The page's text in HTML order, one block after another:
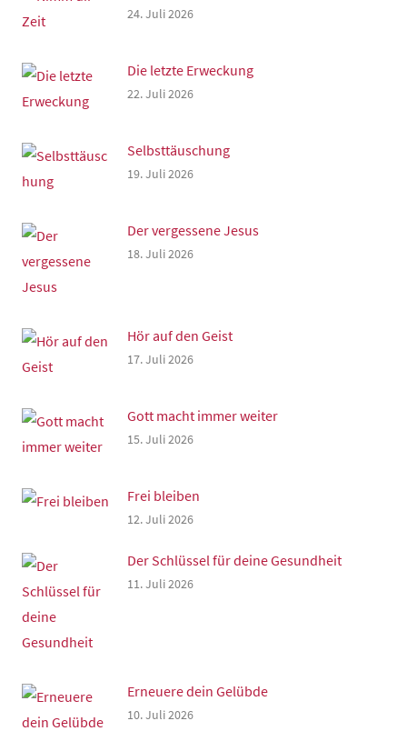
24. Juli 2026
Die letzte Erweckung
22. Juli 2026
Selbsttäuschung
19. Juli 2026
Der vergessene Jesus
18. Juli 2026
Hör auf den Geist
17. Juli 2026
Gott macht immer weiter
15. Juli 2026
Frei bleiben
12. Juli 2026
Der Schlüssel für deine Gesundheit
11. Juli 2026
Erneuere dein Gelübde
10. Juli 2026